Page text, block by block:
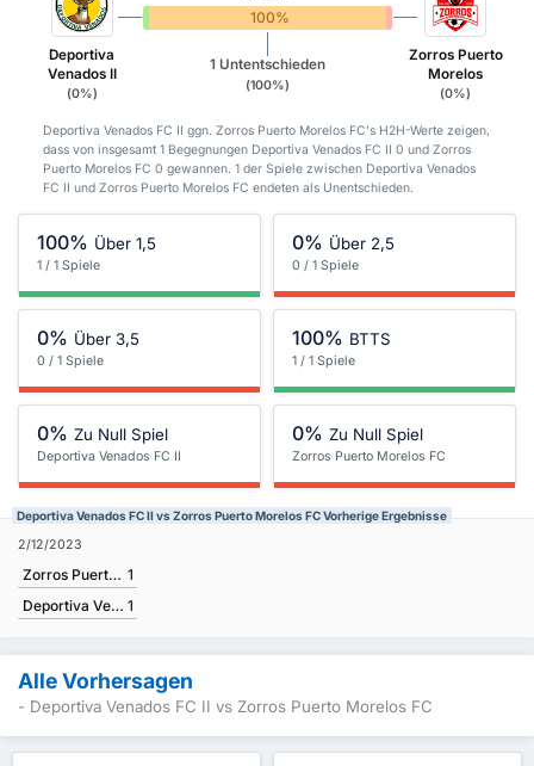
Deportiva
Venados II
(0%)
100% 0%
1 Untentschieden
(100%)
Zorros Puerto
Morelos
(0%)
Deportiva Venados FC II ggn. Zorros Puerto Morelos FC's H2H-Werte zeigen,
dass von insgesamt 1 Begegnungen Deportiva Venados FC II 0 und Zorros
Puerto Morelos FC 0 gewannen. 1 der Spiele zwischen Deportiva Venados
FC II und Zorros Puerto Morelos FC endeten als Unentschieden.
100% Über 1,5
1 / 1 Spiele
0% Über 2,5
0 / 1 Spiele
0% Über 3,5
0 / 1 Spiele
100% BTTS
1 / 1 Spiele
0% Zu Null Spiel
Deportiva Venados FC II
0% Zu Null Spiel
Zorros Puerto Morelos FC
Deportiva Venados FC II vs Zorros Puerto Morelos FC Vorherige Ergebnisse
2/12/2023
Zorros Puerto Morelos FC 1
Deportiva Venados FC II 1
Alle Vorhersagen
- Deportiva Venados FC II vs Zorros Puerto Morelos FC